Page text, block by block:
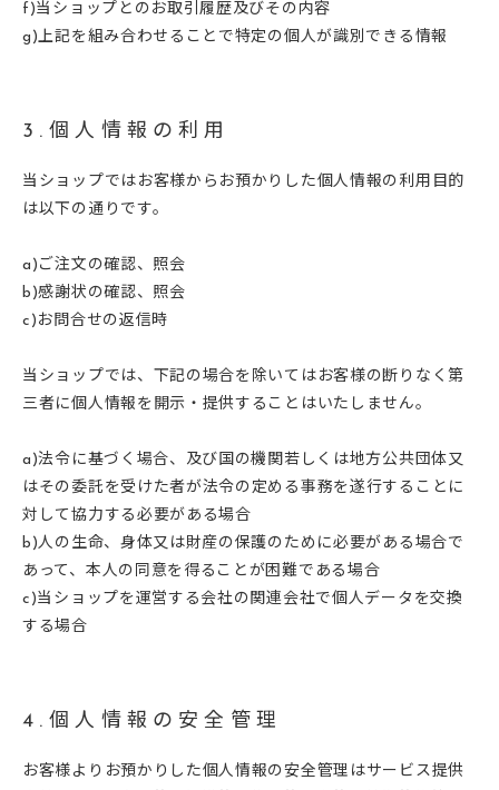
f)当ショップとのお取引履歴及びその内容
g)上記を組み合わせることで特定の個人が識別できる情報
3.個人情報の利用
当ショップではお客様からお預かりした個人情報の利用目的
は以下の通りです。
a)ご注文の確認、照会
b)感謝状の確認、照会
c)お問合せの返信時
当ショップでは、下記の場合を除いてはお客様の断りなく第
三者に個人情報を開示・提供することはいたしません。
a)法令に基づく場合、及び国の機関若しくは地方公共団体又
はその委託を受けた者が法令の定める事務を遂行することに
対して協力する必要がある場合
b)人の生命、身体又は財産の保護のために必要がある場合で
あって、本人の同意を得ることが困難である場合
c)当ショップを運営する会社の関連会社で個人データを交換
する場合
4.個人情報の安全管理
お客様よりお預かりした個人情報の安全管理はサービス提供